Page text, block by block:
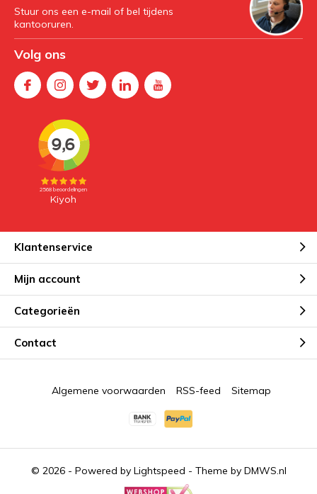
Stuur ons een e-mail of bel tijdens
kantooruren.
Volg ons
Klantenservice
Mijn account
Categorieën
Contact
© 2026 - Powered by Lightspeed - Theme by DMWS.nl
Algemene voorwaarden RSS-feed Sitemap